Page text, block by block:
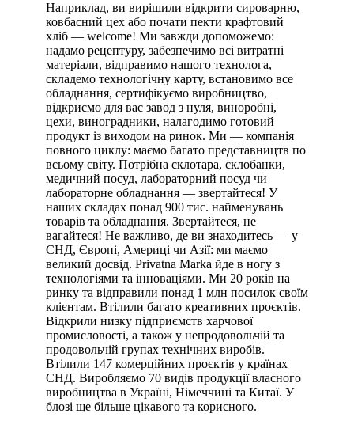
Наприклад, ви вирішили відкрити сироварню,
ковбасний цех або почати пекти крафтовий
хліб — welcome! Ми завжди допоможемо:
надамо рецептуру, забезпечимо всі витратні
матеріали, відправимо нашого технолога,
складемо технологічну карту, встановимо все
обладнання, сертифікуємо виробництво,
відкриємо для вас завод з нуля, виноробні,
цехи, виноградники, налагодимо готовий
продукт із виходом на ринок. Ми — компанія
повного циклу: маємо багато представництв по
всьому світу. Потрібна склотара, склобанки,
медичний посуд, лабораторний посуд чи
лабораторне обладнання — звертайтеся! У
наших складах понад 900 тис. найменувань
товарів та обладнання. Звертайтеся, не
вагайтеся! Не важливо, де ви знаходитесь — у
СНД, Європі, Америці чи Азії: ми маємо
великий досвід. Privatna Marka йде в ногу з
технологіями та інноваціями. Ми 20 років на
ринку та відправили понад 1 млн посилок своїм
клієнтам. Втілили багато креативних проєктів.
Відкрили низку підприємств харчової
промисловості, а також у непродовольчій та
продовольчій групах технічних виробів.
Втілили 147 комерційних проєктів у країнах
СНД. Виробляємо 70 видів продукції власного
виробництва в Україні, Німеччині та Китаї. У
блозі ще більше цікавого та корисного.